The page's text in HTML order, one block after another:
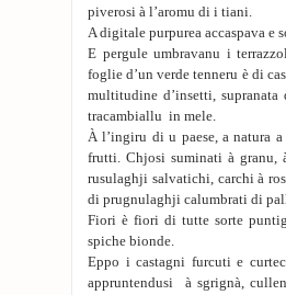
piverosi à l’aromu di i tiani.
A digitale purpurea accaspava e
E pergule umbravanu i
foglie d’un verde tenneru è di
multitudine d’insetti,
tracambiallu in mele.
À l’ingiru di u paese, a natura
frutti. Chjosi suminati à granu,
rusulaghji salvatichi, carchi à
di prugnulaghji calumbrati di
Fiori è fiori di tutte sorte
spiche bionde.
Eppo i castagni furcuti e
appruntendusi à sgrignà,